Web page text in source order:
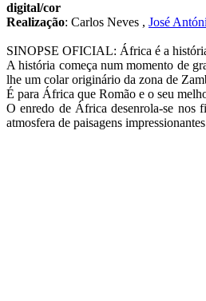
digital/cor
Realização: Carlos Neves , José
SINOPSE OFICIAL: África é a
A história começa num momento de
lhe um colar originário da zona de
É para África que Romão e o seu
O enredo de África desenrola-se nos
atmosfera de paisagens